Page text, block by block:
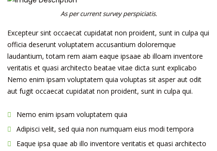
Excepteur sint occaecat cupidatat non proident, sunt in culpa qui
officia deserunt voluptatem accusantium doloremque
laudantium, totam rem aiam eaque ipsaae ab illoam inventore
veritatis et quasi architecto beatae vitae dicta sunt explicabo
Nemo enim ipsam voluptatem quia voluptas sit asper aut odit
aut fugit occaecat cupidatat non proident, sunt in culpa qui.
Nemo enim ipsam voluptatem quia
Adipisci velit, sed quia non numquam eius modi tempora
Eaque ipsa quae ab illo inventore veritatis et quasi architecto
As per current survey perspiciatis.